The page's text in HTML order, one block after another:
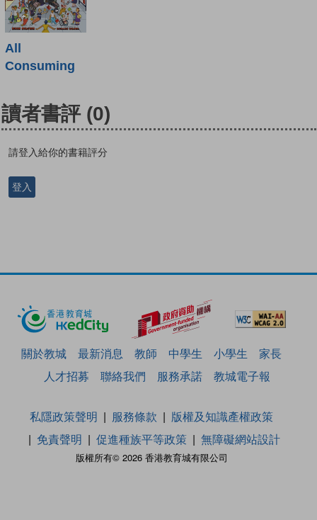
All
Consuming
讀者書評 (0)
請登入給你的書籍評分
登入
關於教城 最新消息 教師 中學生 小學生
家長
人才招募
聯絡我們 服務承諾 教城電子報
版權所有© 2026 香港教育城有限公司
私隱政策聲明 服務條款
版權及知識產權政策
免責聲明
促進種族平等政策 無障礙網站設計